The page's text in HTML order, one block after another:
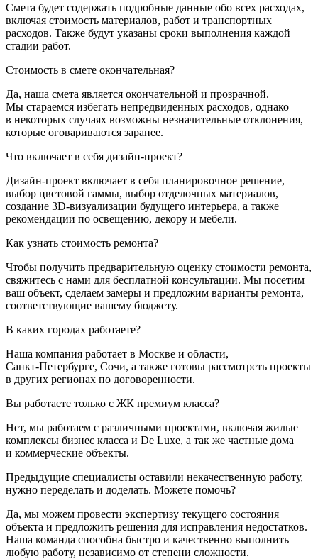
Смета будет содержать подробные данные обо всех расходах,
включая стоимость материалов, работ и транспортных
расходов. Также будут указаны сроки выполнения каждой
стадии работ.
Стоимость в смете окончательная?
Да, наша смета является окончательной и прозрачной.
Мы стараемся избегать непредвиденных расходов, однако
в некоторых случаях возможны незначительные отклонения,
которые оговариваются заранее.
Что включает в себя дизайн-проект?
Дизайн-проект включает в себя планировочное решение,
выбор цветовой гаммы, выбор отделочных материалов,
создание 3D-визуализации будущего интерьера, а также
рекомендации по освещению, декору и мебели.
Как узнать стоимость ремонта?
Чтобы получить предварительную оценку стоимости ремонта,
свяжитесь с нами для бесплатной консультации. Мы посетим
ваш объект, сделаем замеры и предложим варианты ремонта,
соответствующие вашему бюджету.
В каких городах работаете?
Наша компания работает в Москве и области,
Санкт-Петербурге, Сочи, а также готовы рассмотреть проекты
в других регионах по договоренности.
Вы работаете только с ЖК премиум класса?
Нет, мы работаем с различными проектами, включая жилые
комплексы бизнес класса и De Luxe, а так же частные дома
и коммерческие объекты.
Предыдущие специалисты оставили некачественную работу,
нужно переделать и доделать. Можете помочь?
Да, мы можем провести экспертизу текущего состояния
объекта и предложить решения для исправления недостатков.
Наша команда способна быстро и качественно выполнить
любую работу, независимо от степени сложности.